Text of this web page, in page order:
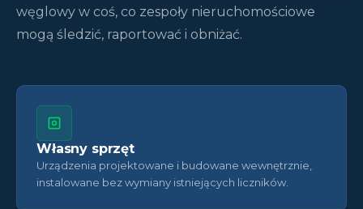
węglowy w coś, co zespoły nieruchomościowe
mogą śledzić, raportować i obniżać.
Własny sprzęt
Urządzenia projektowane i budowane wewnętrznie,
instalowane bez wymiany istniejących liczników.